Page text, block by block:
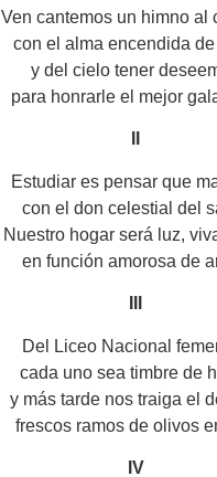
Ven cantemos un himno al
con el alma encendida
y del cielo tener
para honrarle el mejor
Estudiar es pensar que
con el don celestial del
Nuestro hogar será luz,
en función amorosa de
Del Liceo Nacional
cada uno sea timbre de
y más tarde nos traiga el
frescos ramos de olivos
IV